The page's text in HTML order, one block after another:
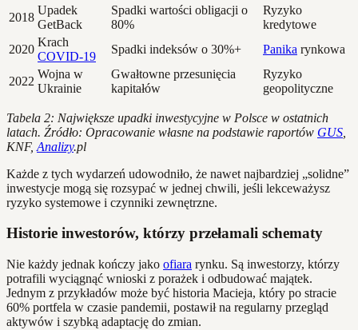
2018
Upadek
GetBack
Spadki wartości obligacji o
80%
Ryzyko
kredytowe
2020
Krach
COVID-19
Spadki indeksów o 30%+ Panika rynkowa
2022
Wojna w
Ukrainie
Gwałtowne przesunięcia
kapitałów
Ryzyko
geopolityczne
Tabela 2: Największe upadki inwestycyjne w Polsce w ostatnich
latach. Źródło: Opracowanie własne na podstawie raportów GUS
KNF, Analizy.pl
Każde z tych wydarzeń udowodniło, że nawet najbardziej „solidne”
inwestycje mogą się rozsypać w jednej chwili, jeśli lekceważysz
ryzyko systemowe i czynniki zewnętrzne.
Historie inwestorów, którzy przełamali schematy
Nie każdy jednak kończy jako ofiara rynku. Są inwestorzy, którzy
potrafili wyciągnąć wnioski z porażek i odbudować majątek.
Jednym z przykładów może być historia Macieja, który po stracie
60% portfela w czasie pandemii, postawił na regularny przegląd
aktywów i szybką adaptację do zmian.